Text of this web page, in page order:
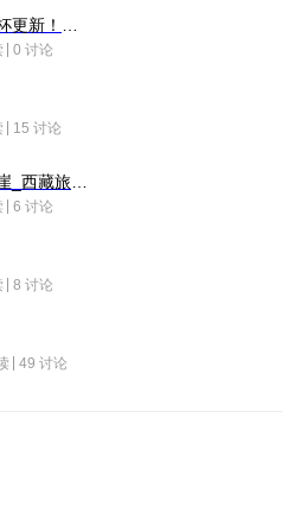
0 讨论
15 讨论
6 讨论
8 讨论
49 讨论